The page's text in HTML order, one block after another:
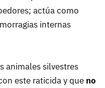
actúa como
internas
animales silvestres
este raticida y que no